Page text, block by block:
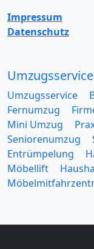
Impressum
Datenschutz
Umzugsservice
Umzugsservice
Fernumzug
Mini Umzug
Seniorenumzug
Entrümpelung
Möbellift